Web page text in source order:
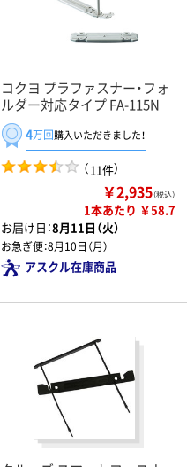
コクヨ プラファスナー・フォ
ルダー対応タイプ FA-115N
4万回購入いただきました！
（11件）
￥2,935（税込）
1本あたり ￥58.7
お届け日：8月11日（火）
お急ぎ便：8月10日（月）
アスクル在庫商品